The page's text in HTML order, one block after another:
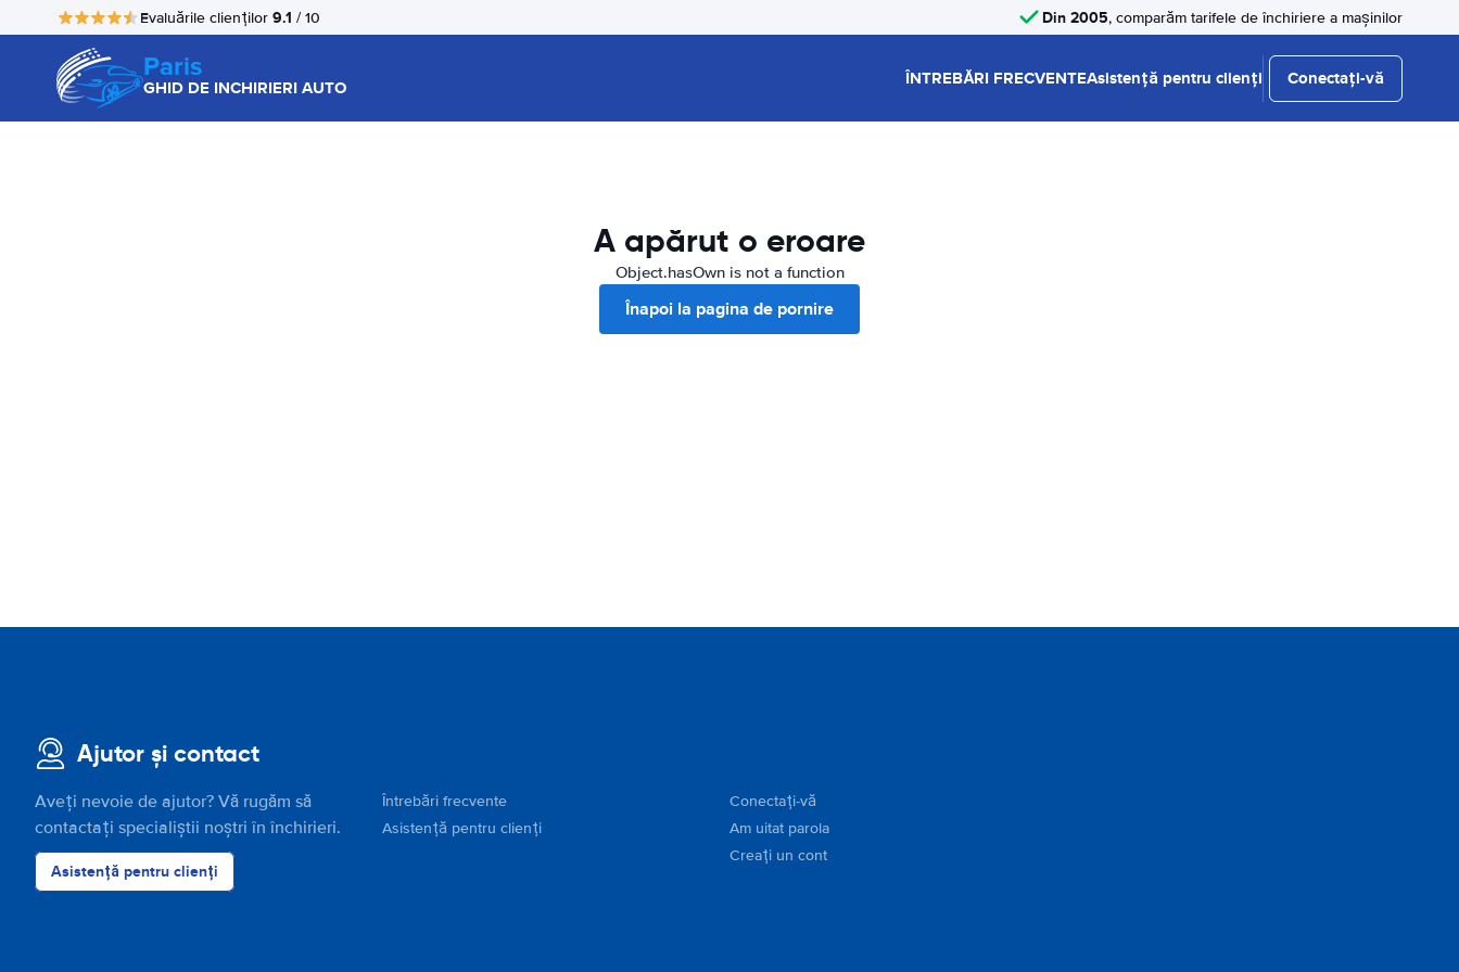
Evaluările clienților 9.1 / 10 Din 2005, comparăm tarifele de închiriere a mașinilor
Paris
GHID DE INCHIRIERI AUTO ÎNTREBĂRI FRECVENTEAsistență pentru clienți Conectați-vă
A apărut o eroare
Object.hasOwn is not a function
Înapoi la pagina de pornire
Ajutor și contact
Aveți nevoie de ajutor? Vă rugăm să
contactați specialiștii noștri în închirieri.
Asistență pentru clienți
Întrebări frecvente
Asistență pentru clienți
Conectați-vă
Am uitat parola
Creați un cont